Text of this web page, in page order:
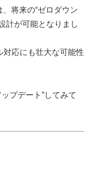
将来の“ゼロダウン
計が可能となりまし
対応にも壮大な可能性
プデート”してみて